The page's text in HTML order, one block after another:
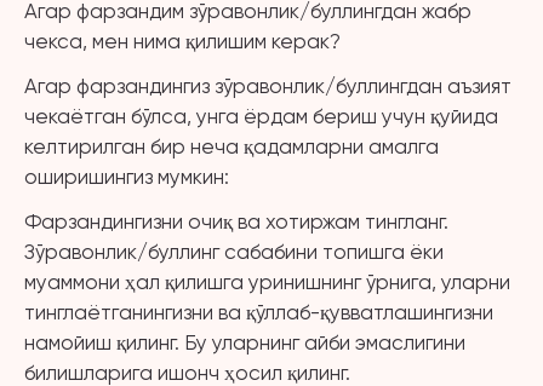
Агар фарзандим зўравонлик/буллингдан жабр
чекса, мен нима қилишим керак?
Агар фарзандингиз зўравонлик/буллингдан аъзият
чекаётган бўлса, унга ёрдам бериш учун қуйида
келтирилган бир неча қадамларни амалга
оширишингиз мумкин:
Фарзандингизни очиқ ва хотиржам тингланг.
Зўравонлик/буллинг сабабини топишга ёки
муаммони ҳал қилишга уринишнинг ўрнига, уларни
тинглаётганингизни ва қўллаб-қувватлашингизни
намойиш қилинг. Бу уларнинг айби эмаслигини
билишларига ишонч ҳосил қилинг.